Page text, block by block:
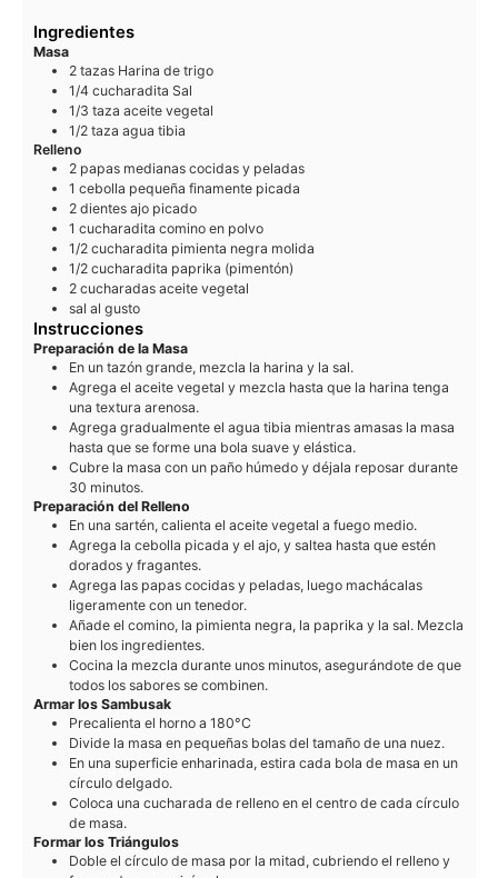
Ingredientes
Masa
2 tazas Harina de trigo
1/4 cucharadita Sal
1/3 taza aceite vegetal
1/2 taza agua tibia
Relleno
2 papas medianas cocidas y peladas
1 cebolla pequeña finamente picada
2 dientes ajo picado
1 cucharadita comino en polvo
1/2 cucharadita pimienta negra molida
1/2 cucharadita paprika (pimentón)
2 cucharadas aceite vegetal
sal al gusto
Instrucciones
Preparación de la Masa
En un tazón grande, mezcla la harina y la sal.
Agrega el aceite vegetal y mezcla hasta que la harina tenga
una textura arenosa.
Agrega gradualmente el agua tibia mientras amasas la masa
hasta que se forme una bola suave y elástica.
Cubre la masa con un paño húmedo y déjala reposar durante
30 minutos.
Preparación del Relleno
En una sartén, calienta el aceite vegetal a fuego medio.
Agrega la cebolla picada y el ajo, y saltea hasta que estén
dorados y fragantes.
Agrega las papas cocidas y peladas, luego machácalas
ligeramente con un tenedor.
Añade el comino, la pimienta negra, la paprika y la sal. Mezcla
bien los ingredientes.
Cocina la mezcla durante unos minutos, asegurándote de que
todos los sabores se combinen.
Armar los Sambusak
Precalienta el horno a 180°C
Divide la masa en pequeñas bolas del tamaño de una nuez.
En una superficie enharinada, estira cada bola de masa en un
círculo delgado.
Coloca una cucharada de relleno en el centro de cada círculo
de masa.
Formar los Triángulos
Doble el círculo de masa por la mitad, cubriendo el relleno y